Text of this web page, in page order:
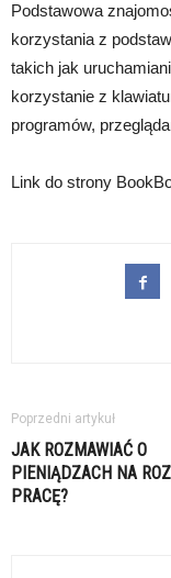
Podstawowa
korzystania z
takich jak
korzystanie z
programów,
Link do strony
Poprzedni artykuł
JAK ROZMAWIAĆ O
PIENIĄDZACH NA
PRACĘ?